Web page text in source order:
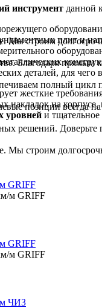
инструмент данной
плит и
деталей, для
жесткие
накладок на
уровней и тщательное
Мы строим
Благодаря
полный цикл
позиции всегда
решений. Доверьте
Мы строим
GRIFF
GRIFF
м ЧИЗ